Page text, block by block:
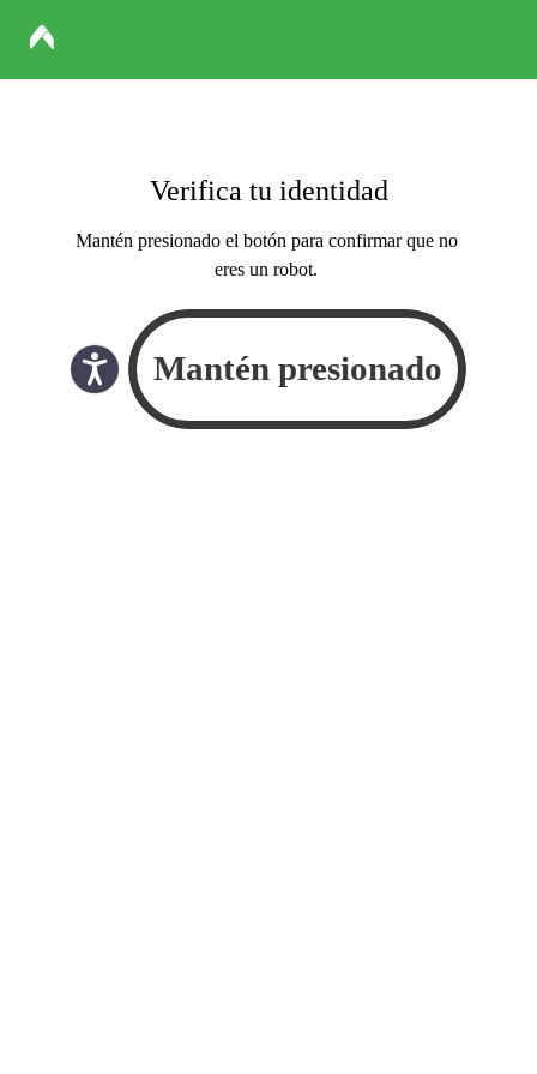
Verifica tu identidad
Mantén presionado el botón para confirmar que no
eres un robot.